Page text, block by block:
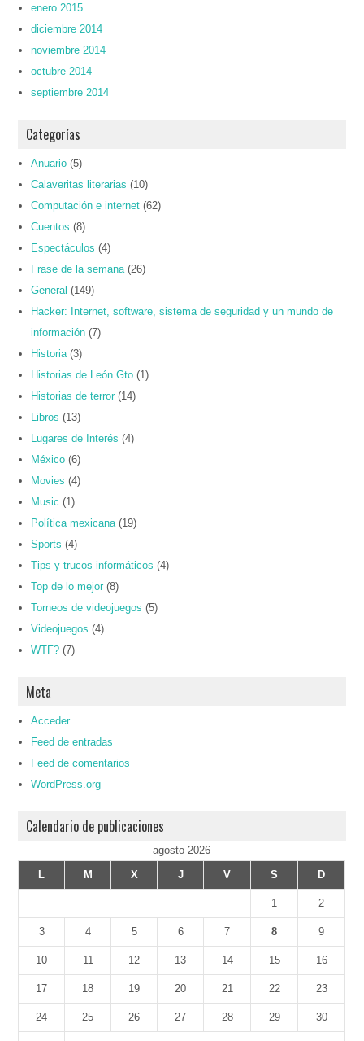
enero 2015
diciembre 2014
noviembre 2014
octubre 2014
septiembre 2014
Categorías
Anuario (5)
Calaveritas literarias (10)
Computación e internet (62)
Cuentos (8)
Espectáculos (4)
Frase de la semana (26)
General (149)
Hacker: Internet, software, sistema de seguridad y un mundo de
información (7)
Historia (3)
Historias de León Gto (1)
Historias de terror (14)
Libros (13)
Lugares de Interés (4)
México (6)
Movies (4)
Music (1)
Política mexicana (19)
Sports (4)
Tips y trucos informáticos (4)
Top de lo mejor (8)
Torneos de videojuegos (5)
Videojuegos (4)
WTF? (7)
Meta
Acceder
Feed de entradas
Feed de comentarios
WordPress.org
Calendario de publicaciones
agosto 2026
L
M X J V S D
1 2
3 4 5 6 7 8 9
10 11 12 13 14 15 16
17 18 19 20 21 22 23
24 25 26 27 28 29 30